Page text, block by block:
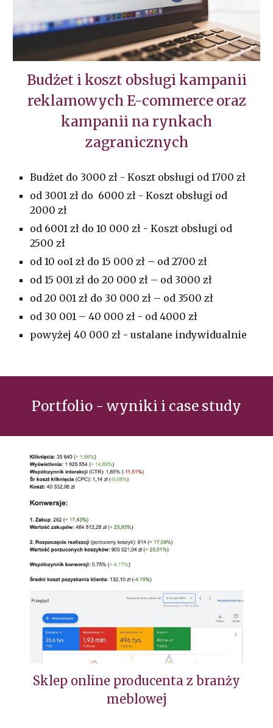
Budżet i koszt obsługi kampanii
reklamowych E-commerce oraz
kampanii na rynkach
zagranicznych
Budżet do 3000 zł - Koszt obsługi od 1700 zł
od 3001 zł do 6000 zł - Koszt obsługi od
2000 zł
od 6001 zł do 10 000 zł - Koszt obsługi od
2500 zł
od 10 oo1 zł do 15 000 zł – od 2700 zł
od 15 001 zł do 20 000 zł – od 3000 zł
od 20 001 zł do 30 000 zł – od 3500 zł
od 30 001 – 40 000 zł - od 4000 zł
powyżej 40 000 zł - ustalane indywidualnie
Portfolio - wyniki i case study
Sklep online producenta z branży
meblowej